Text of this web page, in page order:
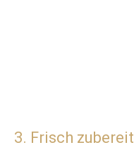
3. Frisch